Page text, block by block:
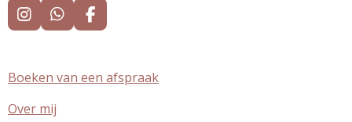
I
n
a
r
W
h
s
F
a
b
Boeken van een afspraak
Over mij